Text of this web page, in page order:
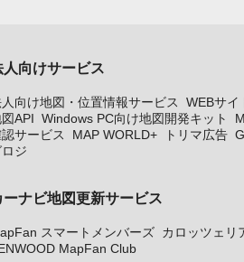
人向けサービス
向け地図・位置情報サービス
WEBサイ
API Windows PC向け地図開発キット
サービス
MAP WORLD+ トリマ広告
ジ
ーナビ地図更新サービス
スマートメンバーズ カロッツェリ
MapFan Club